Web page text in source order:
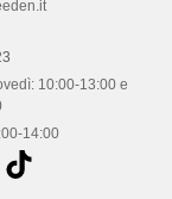
10:00-13:00 e
14:00